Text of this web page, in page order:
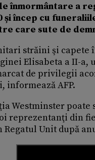
înmormântare a
și încep cu
care sute de
străini şi
Elisabeta a II-
de privilegii
informează AFP.
Westminster poate
reprezentanţi din
Regatul Unit după